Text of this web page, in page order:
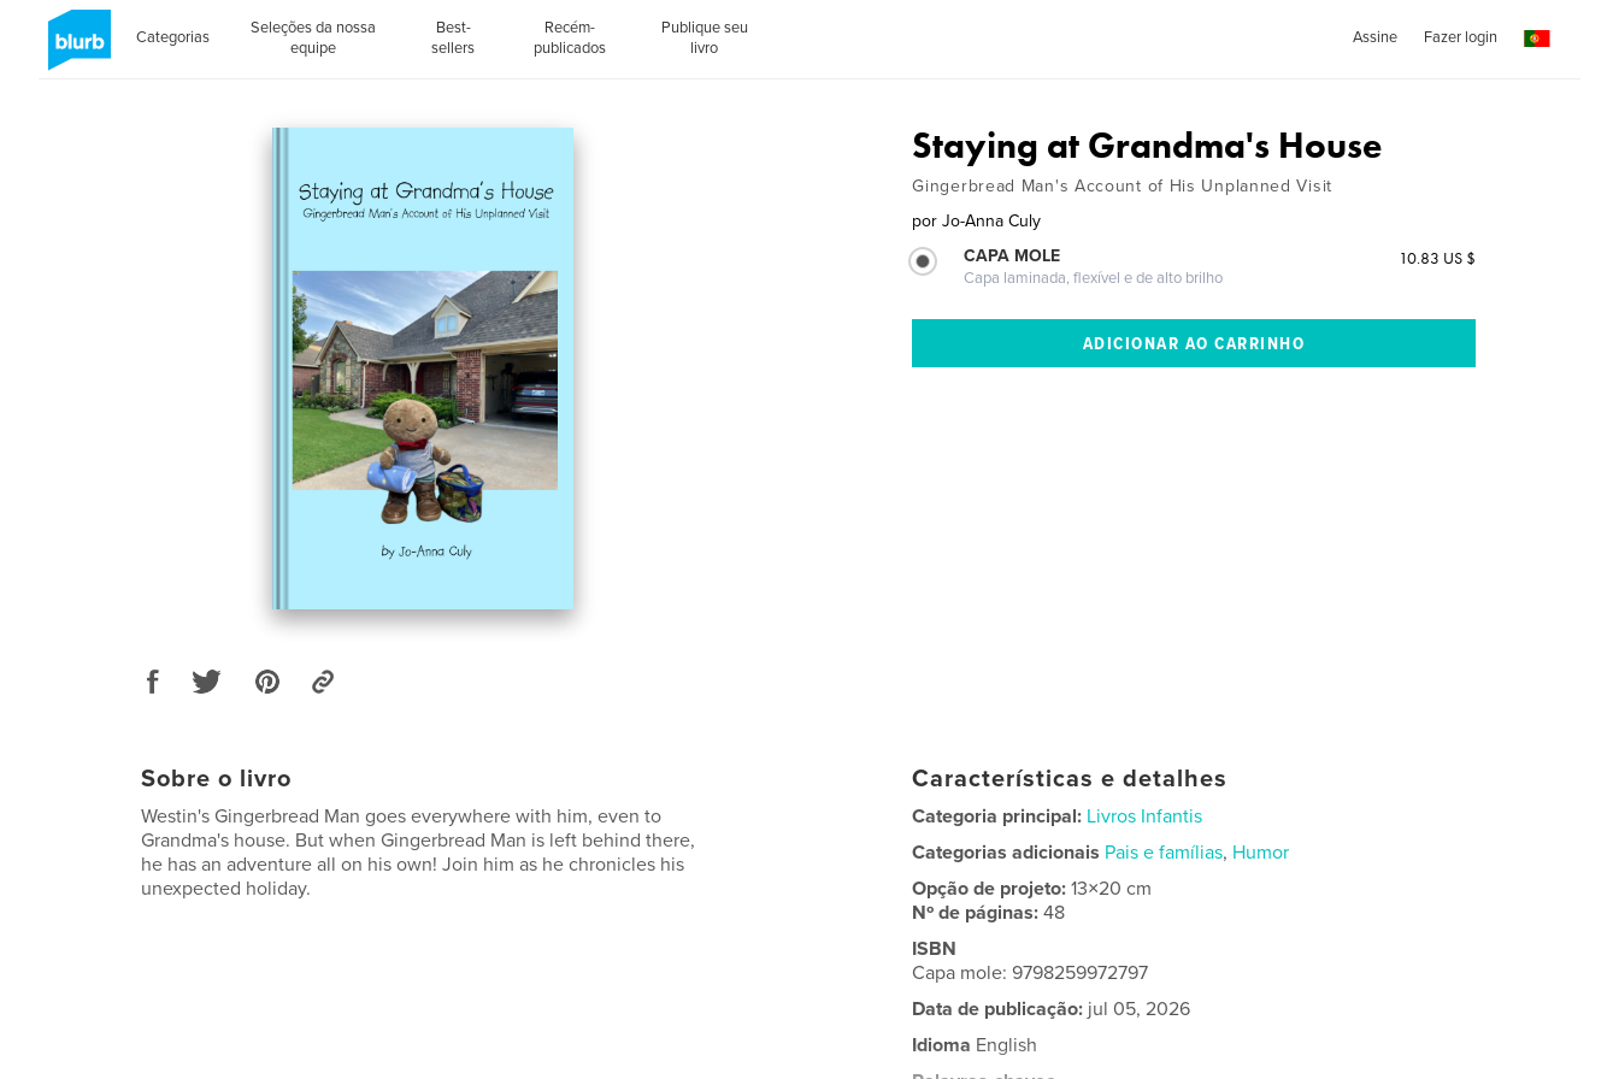
Categorias
Seleções da nossa
equipe
Best-
sellers
Recém-
publicados
Publique seu
livro
Assine Fazer login
Staying at Grandma's House
Gingerbread Man's Account of His Unplanned Visit
por Jo-Anna Culy
CAPA MOLE
Capa laminada, flexível e de alto brilho
10.83 US $
Sobre o livro
Westin's Gingerbread Man goes everywhere with him, even to
Grandma's house. But when Gingerbread Man is left behind there,
he has an adventure all on his own! Join him as he chronicles his
unexpected holiday.
Características e detalhes
Categoria principal: Livros Infantis
Categorias adicionais Pais e famílias, Humor
Opção de projeto:13×20 cm
Nº de páginas:48
ISBN
Capa mole: 9798259972797
Data de publicação: jul 05, 2026
Idioma English